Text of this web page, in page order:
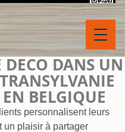
DECO DANS UN
BELGIQUE
personnalisent leurs
un plaisir à partager